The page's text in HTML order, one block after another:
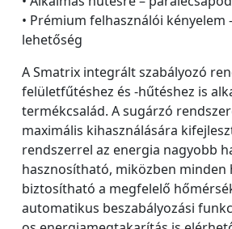
• Prémium felhasználói kényelem
lehetőség
A Smatrix integrált szabályozó
felületfűtéshez és -hűtéshez is
termékcsalád. A sugárzó
maximális kihasználására
rendszerrel az energia nagyobb
hasznosítható, miközben minden
biztosítható a megfelelő
automatikus beszabályozási